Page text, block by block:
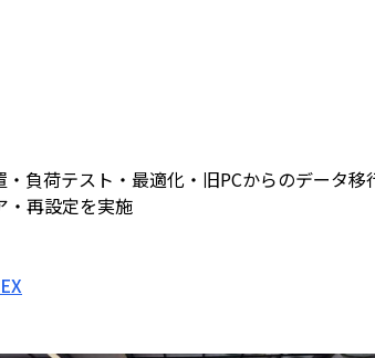
負荷テスト・最適化・旧PCからのデータ移
・再設定を実施